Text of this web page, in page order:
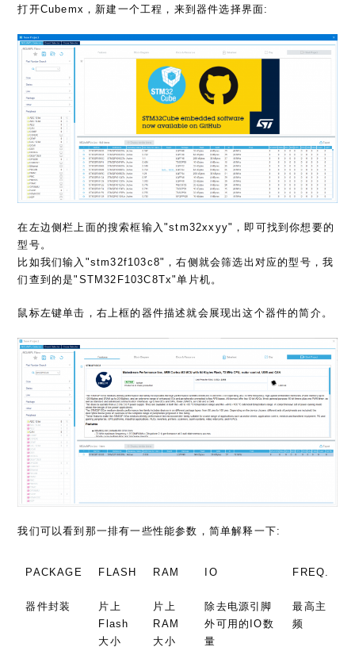
打开Cubemx，新建一个工程，来到器件选择界面:
在左边侧栏上面的搜索框输入"stm32xxyy"，即可找到你想要的
型号。
比如我们输入"stm32f103c8"，右侧就会筛选出对应的型号，我
们查到的是"STM32F103C8Tx"单片机。
鼠标左键单击，右上框的器件描述就会展现出这个器件的简介。
我们可以看到那一排有一些性能参数，简单解释一下:
PACKAGE FLASH RAM IO FREQ.
器件封装
片上
Flash
大小
片上
RAM
大小
除去电源引脚
外可用的IO数
量
最高主
频